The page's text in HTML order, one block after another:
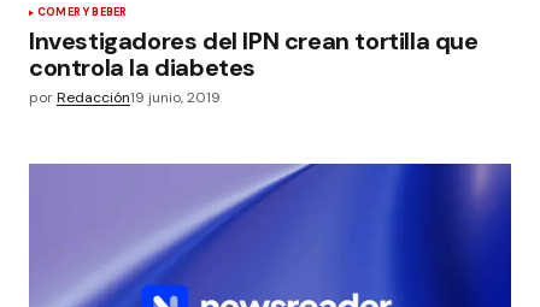
COMER Y BEBER
Investigadores del IPN crean tortilla que
controla la diabetes
porRedacción19 junio, 2019